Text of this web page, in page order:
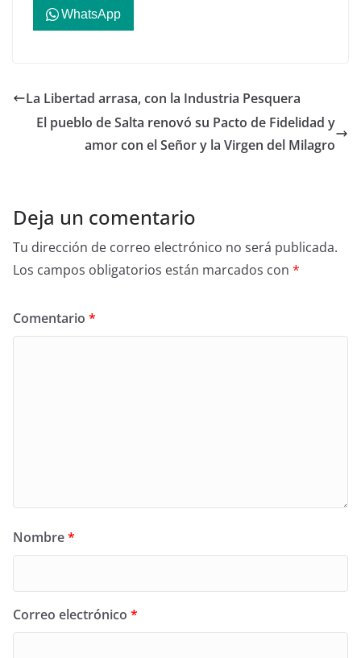
WhatsApp
La Libertad arrasa, con la Industria Pesquera
El pueblo de Salta renovó su Pacto de Fidelidad y
amor con el Señor y la Virgen del Milagro
Deja un comentario
Tu dirección de correo electrónico no será publicada.
Los campos obligatorios están marcados con *
Comentario *
Nombre*
Correo electrónico *